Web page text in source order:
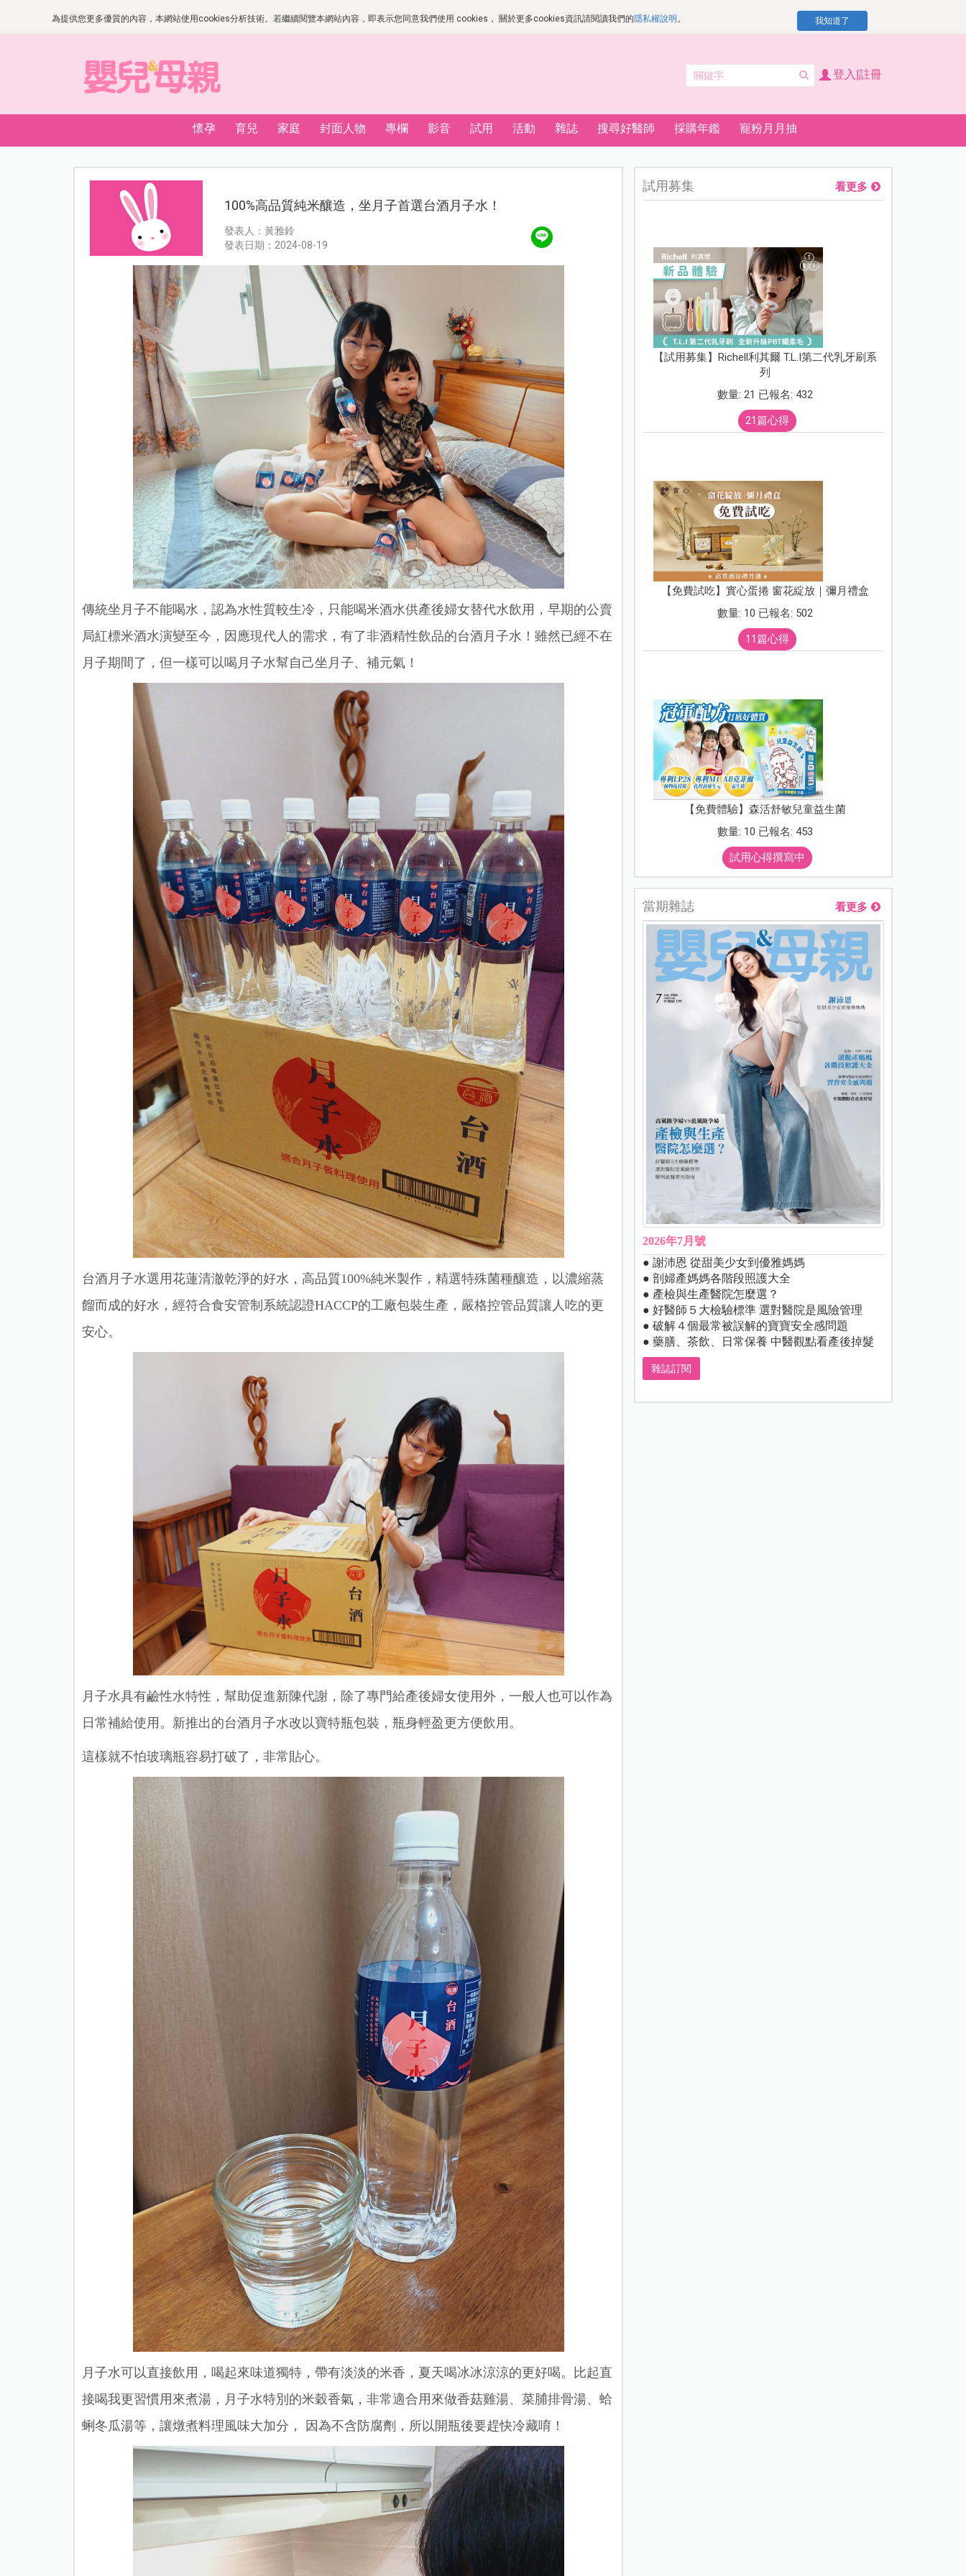
為提供您更多優質的內容，本網站使用cookies分析技術。若繼續閱覽本網站內容，即表示您同意我們使用 cookies， 關於更多cookies資訊請閱讀我們的隱私權說明 。 我知道了
登入|註冊
懷孕 育兒 家庭 封面人物 專欄 影音 試用 活動 雜誌 搜尋好醫師 採購年鑑 寵粉月月抽
100%高品質純米釀造，坐月子首選台酒月子水！
發表人：黃雅鈴
發表日期：2024-08-19
傳統坐月子不能喝水，認為水性質較生冷，只能喝米酒水供產後婦女替代水飲用，早期的公賣
局紅標米酒水演變至今，因應現代人的需求，有了非酒精性飲品的台酒月子水！雖然已經不在
月子期間了，但一樣可以喝月子水幫自己坐月子、補元氣！
台酒月子水選用花蓮清澈乾淨的好水，高品質100%純米製作，精選特殊菌種釀造，以濃縮蒸
餾而成的好水，經符合食安管制系統認證HACCP的工廠包裝生產，嚴格控管品質讓人吃的更
安心。
月子水具有鹼性水特性，幫助促進新陳代謝，除了專門給產後婦女使用外，一般人也可以作為
日常補給使用。新推出的台酒月子水改以寶特瓶包裝，瓶身輕盈更方便飲用。
這樣就不怕玻璃瓶容易打破了，非常貼心。
月子水可以直接飲用，喝起來味道獨特，帶有淡淡的米香，夏天喝冰冰涼涼的更好喝。比起直
接喝我更習慣用來煮湯，月子水特別的米穀香氣，非常適合用來做香菇雞湯、菜脯排骨湯、蛤
蜊冬瓜湯等，讓燉煮料理風味大加分， 因為不含防腐劑，所以開瓶後要趕快冷藏唷！
試用募集 看更多
【試用募集】Richell利其爾 T.L.I第二代乳牙刷系
列
數量: 21 已報名: 432
21篇心得
【免費試吃】實心蛋捲 窗花綻放｜彌月禮盒
數量: 10 已報名: 502
11篇心得
【免費體驗】森活舒敏兒童益生菌
數量: 10 已報名: 453
試用心得撰寫中
當期雜誌 看更多
2026年7月號
● 謝沛恩 從甜美少女到優雅媽媽
● 剖婦產媽媽各階段照護大全
● 產檢與生產醫院怎麼選？
● 好醫師５大檢驗標準 選對醫院是風險管理
● 破解４個最常被誤解的寶寶安全感問題
● 藥膳、茶飲、日常保養 中醫觀點看產後掉髮
雜誌訂閱